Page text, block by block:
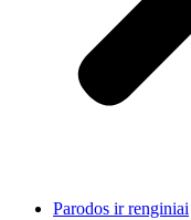
Parodos ir renginiai